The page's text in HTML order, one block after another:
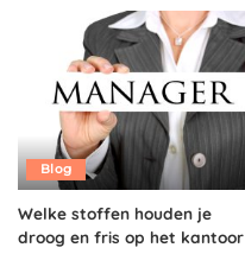
Blog
Welke stoffen houden je
droog en fris op het kantoor